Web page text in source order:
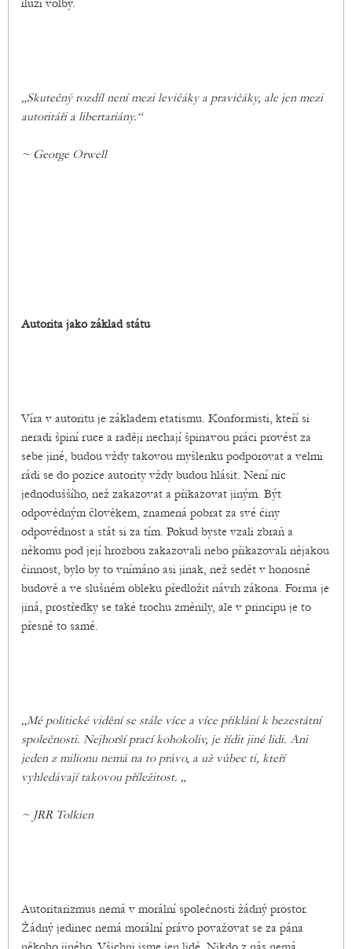
iluzi volby.
„Skutečný rozdíl není mezi levičáky a pravičáky, ale jen mezi
autoritáři a libertariány.“
~ George Orwell
Autorita jako základ státu
Víra v autoritu je základem etatismu. Konformisti, kteří si
neradi špiní ruce a raději nechají špinavou práci provést za
sebe jiné, budou vždy takovou myšlenku podporovat a velmi
rádi se do pozice autority vždy budou hlásit. Není nic
jednoduššího, než zakazovat a přikazovat jiným. Být
odpovědným člověkem, znamená pobrat za své činy
odpovědnost a stát si za tím. Pokud byste vzali zbraň a
někomu pod její hrozbou zakazovali nebo přikazovali nějakou
činnost, bylo by to vnímáno asi jinak, než sedět v honosné
budově a ve slušném obleku předložit návrh zákona. Forma je
jiná, prostředky se také trochu změnily, ale v principu je to
přesně to samé.
„Mé politické vidění se stále více a více přiklání k bezestátní
společnosti. Nejhorší prací kohokoliv, je řídit jiné lidi. Ani
jeden z milionu nemá na to právo, a už vůbec ti, kteří
vyhledávají takovou příležitost. „
~ JRR Tolkien
Autoritarizmus nemá v morální společnosti žádný prostor.
Žádný jedinec nemá morální právo považovat se za pána